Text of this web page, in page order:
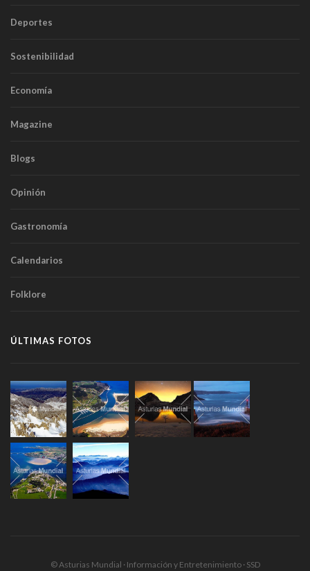
Deportes
Sostenibilidad
Economía
Magazine
Blogs
Opinión
Gastronomía
Calendarios
Folklore
ÚLTIMAS FOTOS
© Asturias Mundial · Información y Entretenimiento · SSD